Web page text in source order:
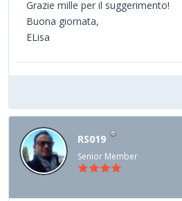
Grazie mille per il suggerimento!
Buona giornata,
ELisa
RS019
Senior Member